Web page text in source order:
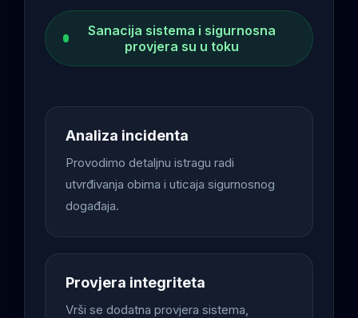
Sanacija sistema i sigurnosna
provjera su u toku
Analiza incidenta
Provodimo detaljnu istragu radi
utvrđivanja obima i uticaja sigurnosnog
događaja.
Provjera integriteta
Vrši se dodatna provjera sistema,